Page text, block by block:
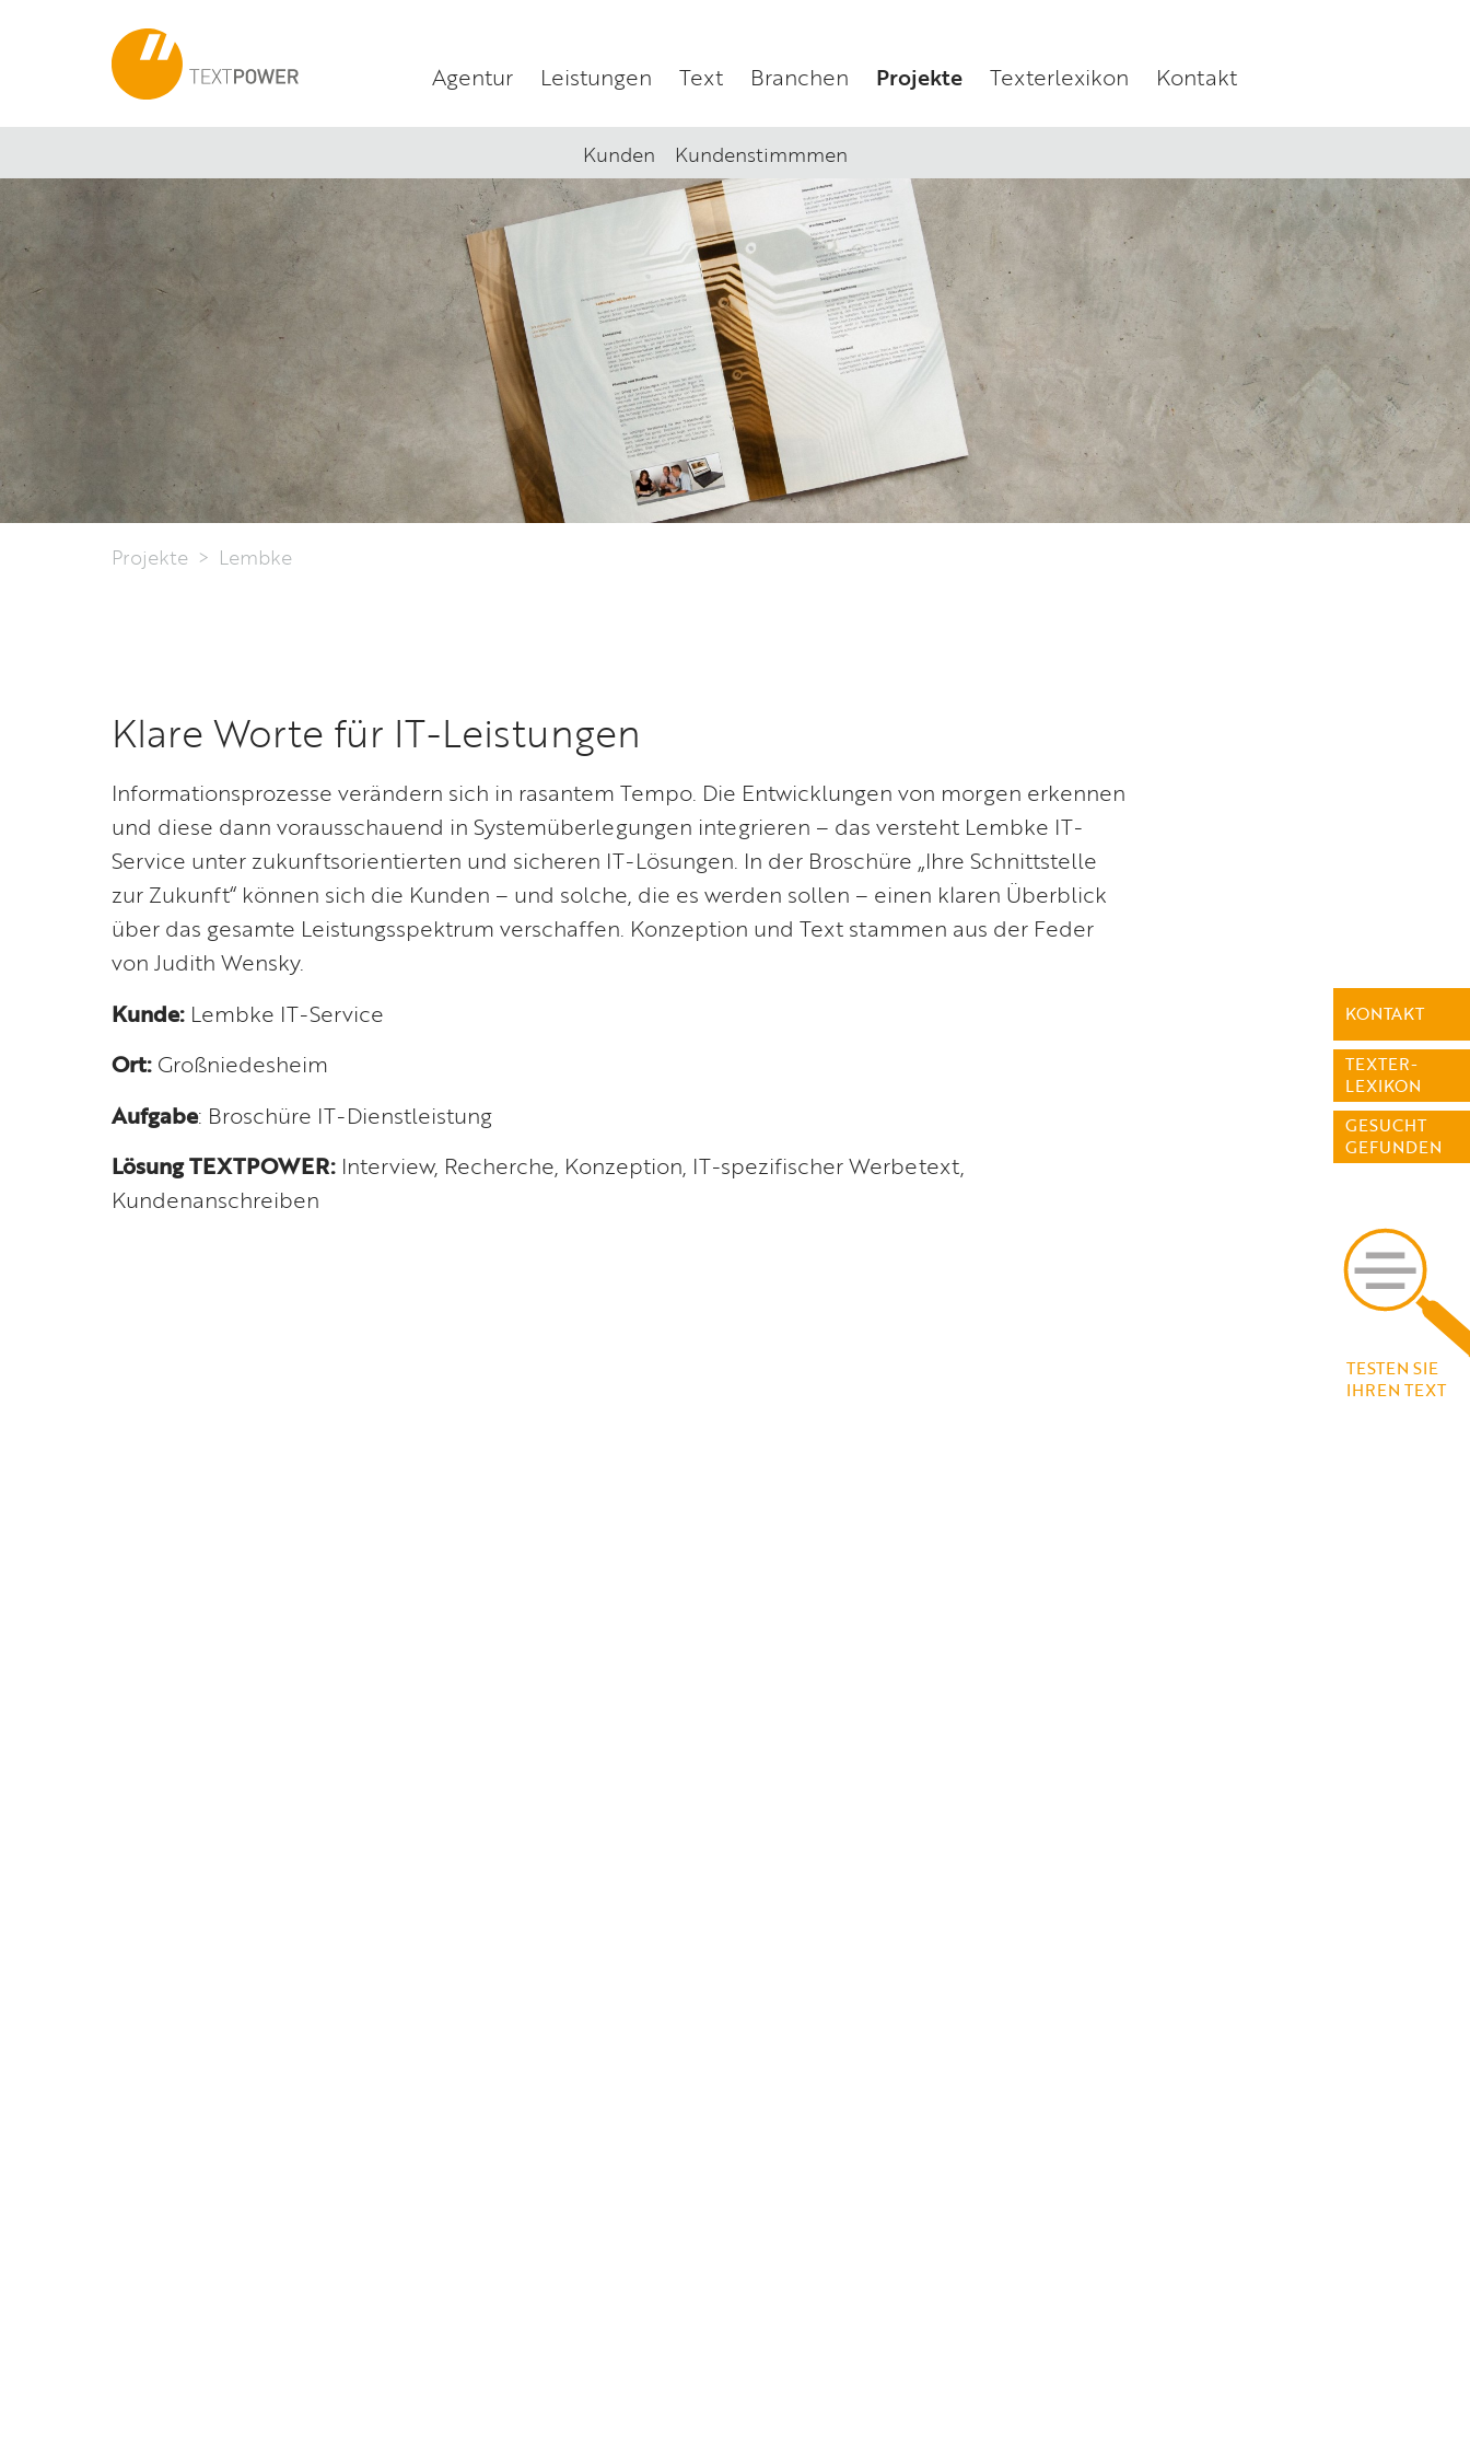
KONTAKT
TEXTER-
LEXIKON
GESUCHT
GEFUNDEN
TESTEN SIE
IHREN TEXT
Agentur Leistungen Text Branchen Projekte
Kunden Kundenstimmmen
Texterlexikon Kontakt
Projekte Lembke
Klare Worte für IT-Leistungen
Informationsprozesse verändern sich in rasantem Tempo. Die Entwicklungen von morgen erkennen
und diese dann vorausschauend in Systemüberlegungen integrieren – das versteht Lembke IT-
Service unter zukunftsorientierten und sicheren IT-Lösungen. In der Broschüre „Ihre Schnittstelle
zur Zukunft“ können sich die Kunden – und solche, die es werden sollen – einen klaren Überblick
über das gesamte Leistungsspektrum verschaffen. Konzeption und Text stammen aus der Feder
von Judith Wensky.
Kunde: Lembke IT-Service
Ort: Großniedesheim
Aufgabe: Broschüre IT-Dienstleistung
Lösung TEXTPOWER: Interview, Recherche, Konzeption, IT-spezifischer Werbetext,
Kundenanschreiben